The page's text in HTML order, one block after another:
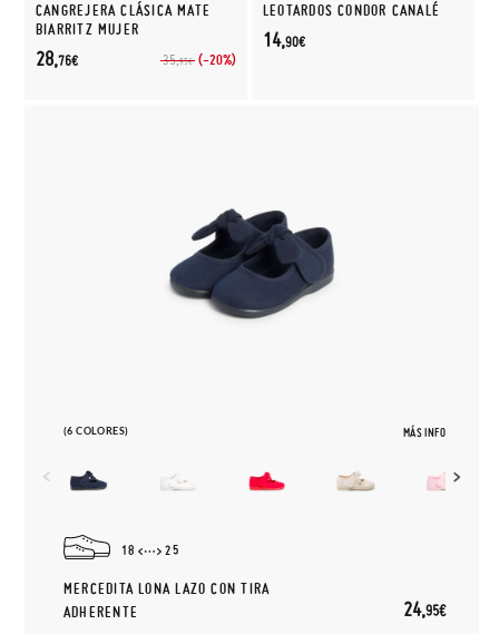
CANGREJERA CLÁSICA MATE
BIARRITZ MUJER
35,95€ (-20%)
28,76€
LEOTARDOS CONDOR CANALÉ
14,90€
(6 COLORES) MÁS INFO
18 25
MERCEDITA LONA LAZO CON TIRA
ADHERENTE
24,95€